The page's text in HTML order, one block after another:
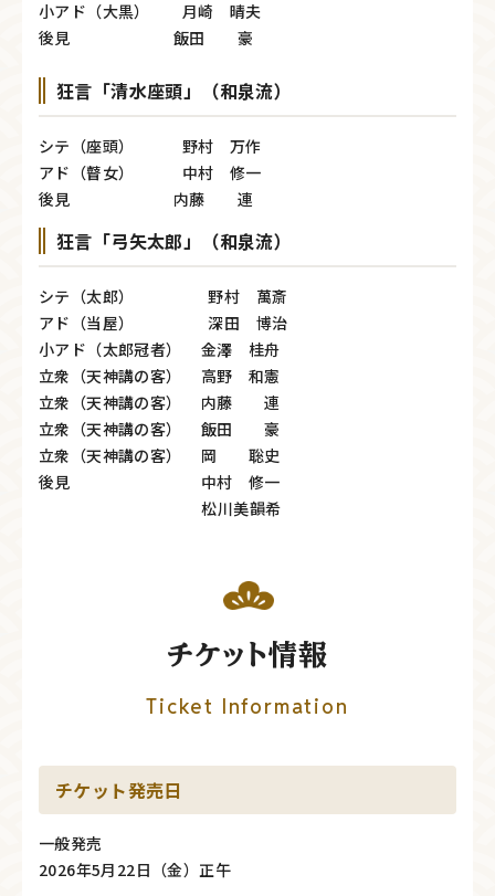
小アド（大黒） 月崎 晴夫
後見 飯田 豪
狂言「清水座頭」（和泉流）
シテ（座頭） 野村 万作
アド（瞽女） 中村 修一
後見 内藤 連
狂言「弓矢太郎」（和泉流）
シテ（太郎） 野村 萬斎
アド（当屋） 深田 博治
小アド（太郎冠者） 金澤 桂舟
立衆（天神講の客） 高野 和憲
立衆（天神講の客） 内藤 連
立衆（天神講の客） 飯田 豪
立衆（天神講の客） 岡 聡史
後見 中村 修一
松川美韻希
チケット情報
Ticket Information
チケット発売日
一般発売
2026年5月22日（金）正午